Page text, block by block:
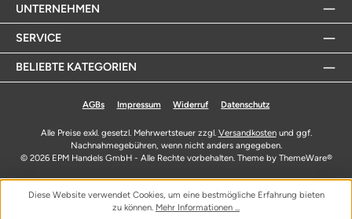
UNTERNEHMEN
SERVICE
BELIEBTE KATEGORIEN
AGBs Impressum Widerruf Datenschutz
Alle Preise exkl. gesetzl. Mehrwertsteuer zzgl. Versandkostenund ggf.
Nachnahmegebühren, wenn nicht anders angegeben.
© 2026 EPM Handels GmbH - Alle Rechte vorbehalten. Theme by ThemeWare®
Diese Website verwendet Cookies, um eine bestmögliche Erfahrung bieten
zu können. Mehr Informationen ...